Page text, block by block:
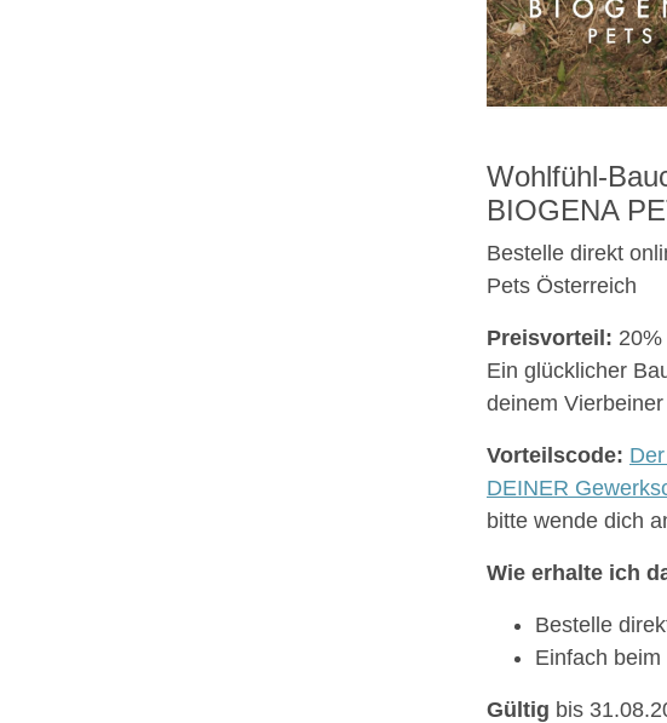
Wohlfühl-
BIOGENA
Bestelle direkt
Pets Österreich
Preisvorteil:
Ein glücklicher
deinem
Vorteilscode:
DEINER
bitte wende dich
Wie erhalte ich
Bestelle
Einfach
Gültig bis